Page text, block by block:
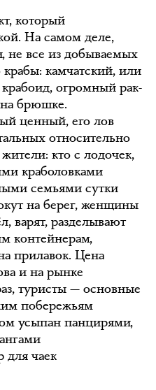
который
На самом деле,
не все из добываемых
крабы: камчатский, или
огромный рак-
брюшке.
ценный, его лов
относительно
кто с лодочек,
краболовками
семьями сутки
на берег, женщины
варят, разделывают
контейнерам,
прилавок. Цена
и на рынке
туристы — основные
побережьям
усыпан панцирями,
для чаек